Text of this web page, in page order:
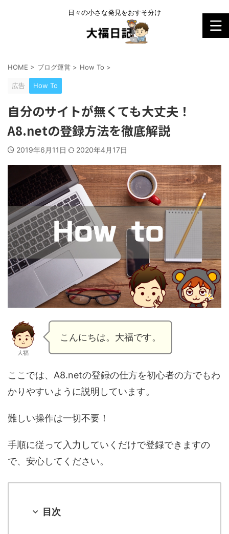
日々の小さな発見をおすそ分け
HOME > ブログ運営 > How To >
広告 How To
自分のサイトが無くても大丈夫！
A8.netの登録方法を徹底解説
2019年6月11日 2020年4月17日
大福
こんにちは。大福です。
ここでは、A8.netの登録の仕方を初心者の方でもわ
かりやすいように説明しています。
難しい操作は一切不要！
手順に従って入力していくだけで登録できますの
で、安心してください。
目次